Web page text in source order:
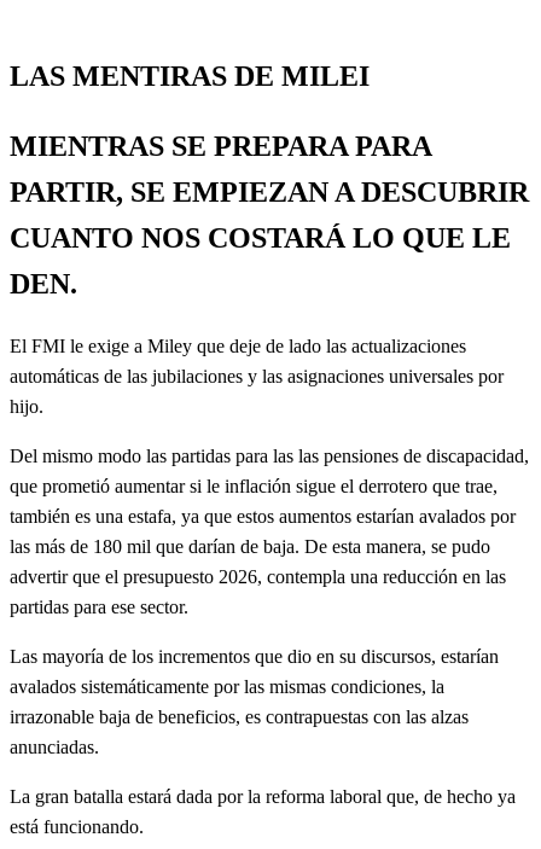
LAS MENTIRAS DE MILEI
MIENTRAS SE PREPARA PARA
PARTIR, SE EMPIEZAN A DESCUBRIR
CUANTO NOS COSTARÁ LO QUE LE
DEN.
El FMI le exige a Miley que deje de lado las actualizaciones
automáticas de las jubilaciones y las asignaciones universales por
hijo.
Del mismo modo las partidas para las las pensiones de discapacidad,
que prometió aumentar si le inflación sigue el derrotero que trae,
también es una estafa, ya que estos aumentos estarían avalados por
las más de 180 mil que darían de baja. De esta manera, se pudo
advertir que el presupuesto 2026, contempla una reducción en las
partidas para ese sector.
Las mayoría de los incrementos que dio en su discursos, estarían
avalados sistemáticamente por las mismas condiciones, la
irrazonable baja de beneficios, es contrapuestas con las alzas
anunciadas.
La gran batalla estará dada por la reforma laboral que, de hecho ya
está funcionando.